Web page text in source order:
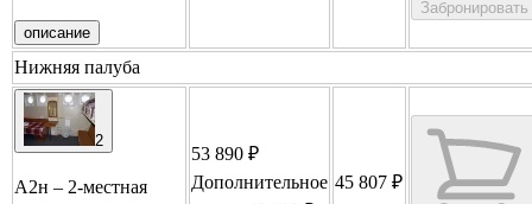
описание
Забронировать
Нижняя палуба
2
А2н – 2-местная
53 890 ₽
Дополнительное 45 807 ₽